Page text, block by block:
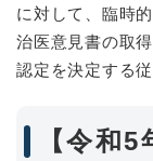
に対して、臨時
治医意見書の取
認定を決定する
【令和